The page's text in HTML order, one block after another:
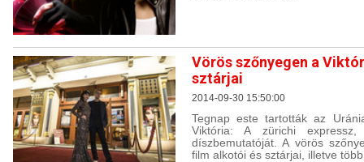
Vörös szőnyegen a
sztárjai
2014-09-30 15:50:00
Tegnap este tartották az
Viktória: A zürichi
díszbemutatóját. A vörös
film alkotói és sztárjai, illetve